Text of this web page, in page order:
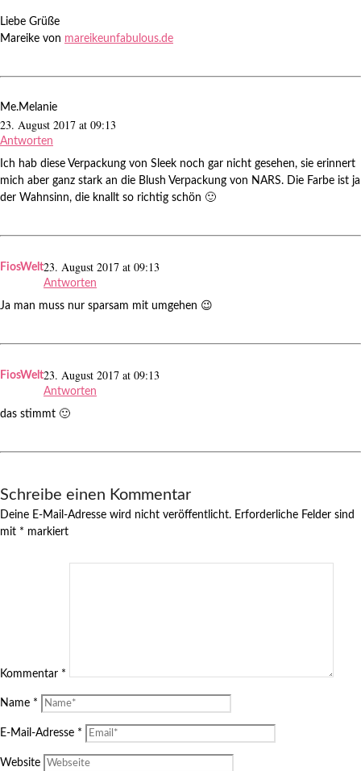
Liebe Grüße
Mareike von mareikeunfabulous.de
Me.Melanie
23. August 2017 at 09:13
Antworten
Ich hab diese Verpackung von Sleek noch gar nicht gesehen, sie erinnert
mich aber ganz stark an die Blush Verpackung von NARS. Die Farbe ist ja
der Wahnsinn, die knallt so richtig schön 🙂
FiosWelt23. August 2017 at 09:13
Antworten
Ja man muss nur sparsam mit umgehen 😉
FiosWelt23. August 2017 at 09:13
Antworten
das stimmt 🙂
Schreibe einen Kommentar
Deine E-Mail-Adresse wird nicht veröffentlicht. Erforderliche Felder sind
mit * markiert
Kommentar *
Name *
E-Mail-Adresse *
Website